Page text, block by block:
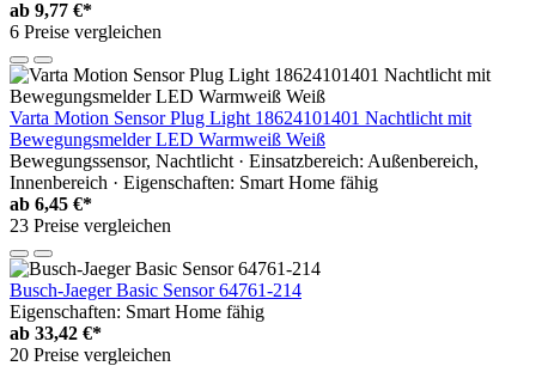
ab 9,77 €*
6 Preise vergleichen
Varta Motion Sensor Plug Light 18624101401 Nachtlicht mit
Bewegungsmelder LED Warmweiß Weiß
Bewegungssensor, Nachtlicht · Einsatzbereich: Außenbereich,
Innenbereich · Eigenschaften: Smart Home fähig
ab 6,45 €*
23 Preise vergleichen
Busch-Jaeger Basic Sensor 64761-214
Eigenschaften: Smart Home fähig
ab 33,42 €*
20 Preise vergleichen